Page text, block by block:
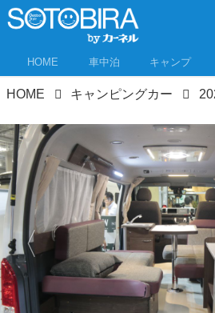
HOME 車中泊 キャンプ
HOME キャンピングカー